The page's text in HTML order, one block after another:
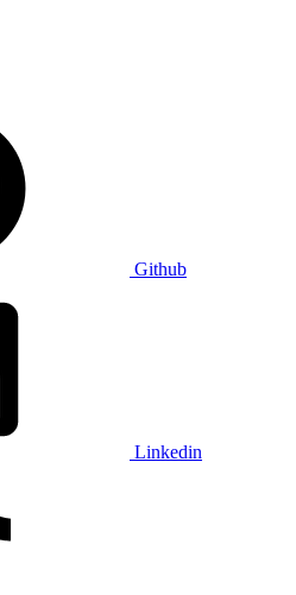
Github
Linkedin